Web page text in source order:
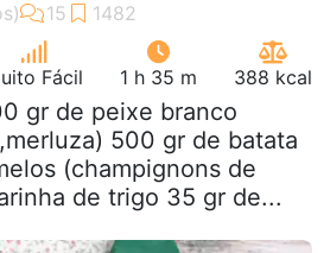
Fácil 1 h 35 m 388 kcal
gr de peixe branco
500 gr de batata
(champignons de
de trigo 35 gr de...